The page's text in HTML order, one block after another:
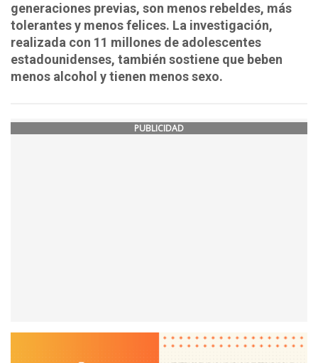
generaciones previas, son menos rebeldes, más
tolerantes y menos felices. La investigación,
realizada con 11 millones de adolescentes
estadounidenses, también sostiene que beben
menos alcohol y tienen menos sexo.
PUBLICIDAD